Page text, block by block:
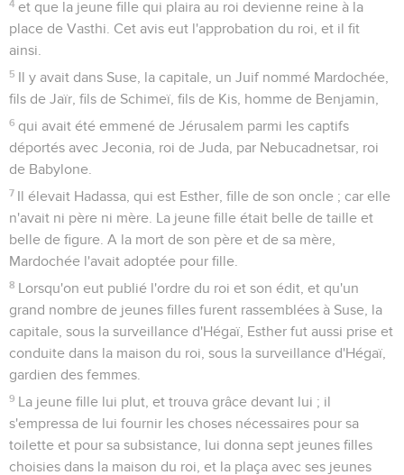
4 et que la jeune fille qui plaira au roi devienne reine à la
place de Vasthi. Cet avis eut l'approbation du roi, et il fit
ainsi.
5 Il y avait dans Suse, la capitale, un Juif nommé Mardochée,
fils de Jaïr, fils de Schimeï, fils de Kis, homme de Benjamin,
6 qui avait été emmené de Jérusalem parmi les captifs
déportés avec Jeconia, roi de Juda, par Nebucadnetsar, roi
de Babylone.
7 Il élevait Hadassa, qui est Esther, fille de son oncle ; car elle
n'avait ni père ni mère. La jeune fille était belle de taille et
belle de figure. A la mort de son père et de sa mère,
Mardochée l'avait adoptée pour fille.
8 Lorsqu'on eut publié l'ordre du roi et son édit, et qu'un
grand nombre de jeunes filles furent rassemblées à Suse, la
capitale, sous la surveillance d'Hégaï, Esther fut aussi prise et
conduite dans la maison du roi, sous la surveillance d'Hégaï,
gardien des femmes.
9 La jeune fille lui plut, et trouva grâce devant lui ; il
s'empressa de lui fournir les choses nécessaires pour sa
toilette et pour sa subsistance, lui donna sept jeunes filles
choisies dans la maison du roi, et la plaça avec ses jeunes